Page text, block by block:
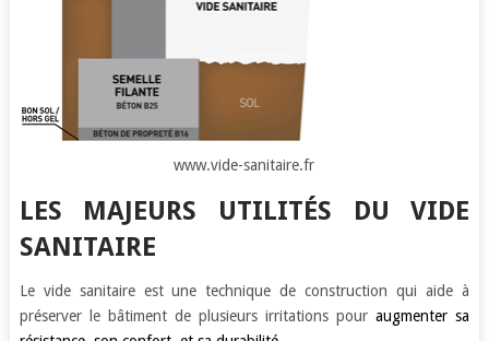
www.vide-sanitaire.fr
LES MAJEURS UTILITÉS DU VIDE
SANITAIRE
Le vide sanitaire est une technique de construction qui aide à
préserver le bâtiment de plusieurs irritations pouraugmenter sa